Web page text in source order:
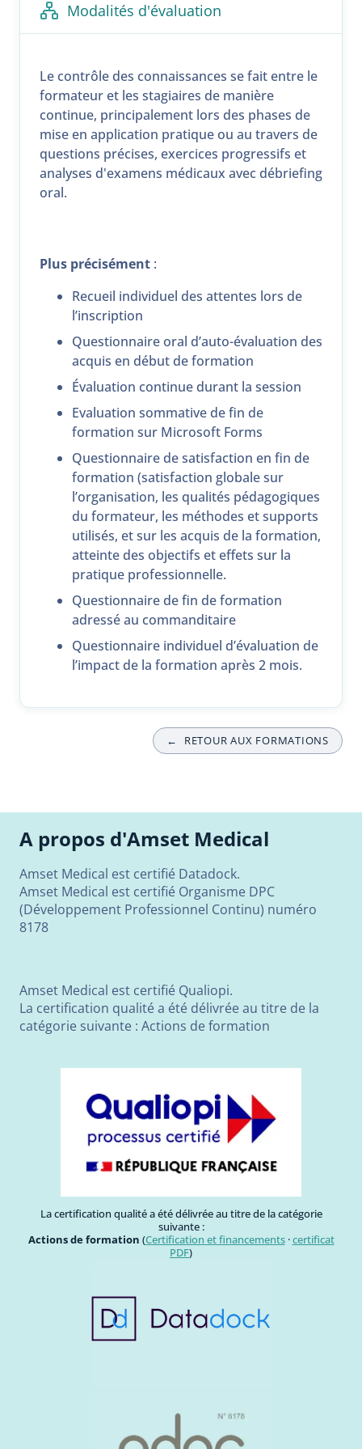
Modalités d'évaluation
Le contrôle des connaissances se fait entre le
formateur et les stagiaires de manière
continue, principalement lors des phases de
mise en application pratique ou au travers de
questions précises, exercices progressifs et
analyses d'examens médicaux avec débriefing
oral.
Plus précisément :
Recueil individuel des attentes lors de
l’inscription
Questionnaire oral d’auto-évaluation des
acquis en début de formation
Évaluation continue durant la session
Evaluation sommative de fin de
formation sur Microsoft Forms
Questionnaire de satisfaction en fin de
formation (satisfaction globale sur
l’organisation, les qualités pédagogiques
du formateur, les méthodes et supports
utilisés, et sur les acquis de la formation,
atteinte des objectifs et effets sur la
pratique professionnelle.
Questionnaire de fin de formation
adressé au commanditaire
Questionnaire individuel d’évaluation de
l’impact de la formation après 2 mois.
← RETOUR AUX FORMATIONS
A propos d'Amset Medical
Amset Medical est certifié Datadock.
Amset Medical est certifié Organisme DPC
(Développement Professionnel Continu) numéro
8178
Amset Medical est certifié Qualiopi.
La certification qualité a été délivrée au titre de la
catégorie suivante : Actions de formation
La certification qualité a été délivrée au titre de la catégorie
suivante :
Actions de formation (Certification et financements·certificat
PDF)